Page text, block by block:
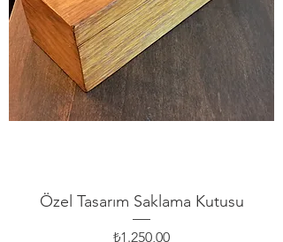
Özel Tasarım Saklama Kutusu
Fiyat
₺1.250,00